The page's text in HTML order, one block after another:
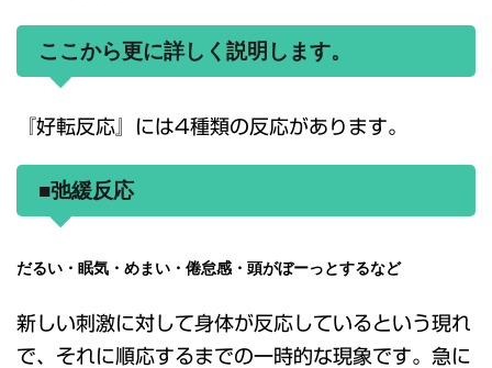
ここから更に詳しく説明します。
『好転反応』には4種類の反応があります。
■弛緩反応
だるい・眠気・めまい・倦怠感・頭がぼーっとするなど
新しい刺激に対して身体が反応しているという現れ
で、それに順応するまでの一時的な現象です。急に